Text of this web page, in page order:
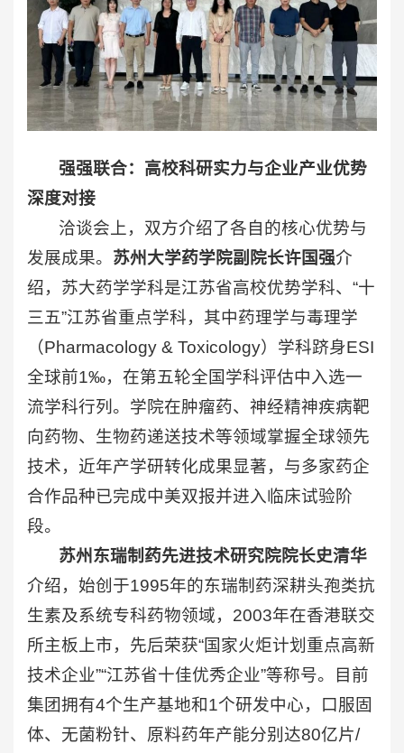
强强联合：高校科研实力与企业产业优势
深度对接
洽谈会上，双方介绍了各自的核心优势与
发展成果。 苏州大学药学院副院长许国强介
绍，苏大药学学科是江苏省高校优势学科、“十
三五”江苏省重点学科，其中药理学与毒理学
（Pharmacology & Toxicology）学科跻身ESI
全球前1‰，在第五轮全国学科评估中入选一
流学科行列。学院在肿瘤药、神经精神疾病靶
向药物、生物药递送技术等领域掌握全球领先
技术，近年产学研转化成果显著，与多家药企
合作品种已完成中美双报并进入临床试验阶
段。
苏州东瑞制药先进技术研究院院长史清华
介绍，始创于1995年的东瑞制药深耕头孢类抗
生素及系统专科药物领域，2003年在香港联交
所主板上市，先后荣获“国家火炬计划重点高新
技术企业”“江苏省十佳优秀企业”等称号。目前
集团拥有4个生产基地和1个研发中心，口服固
体、无菌粉针、原料药年产能分别达80亿片/